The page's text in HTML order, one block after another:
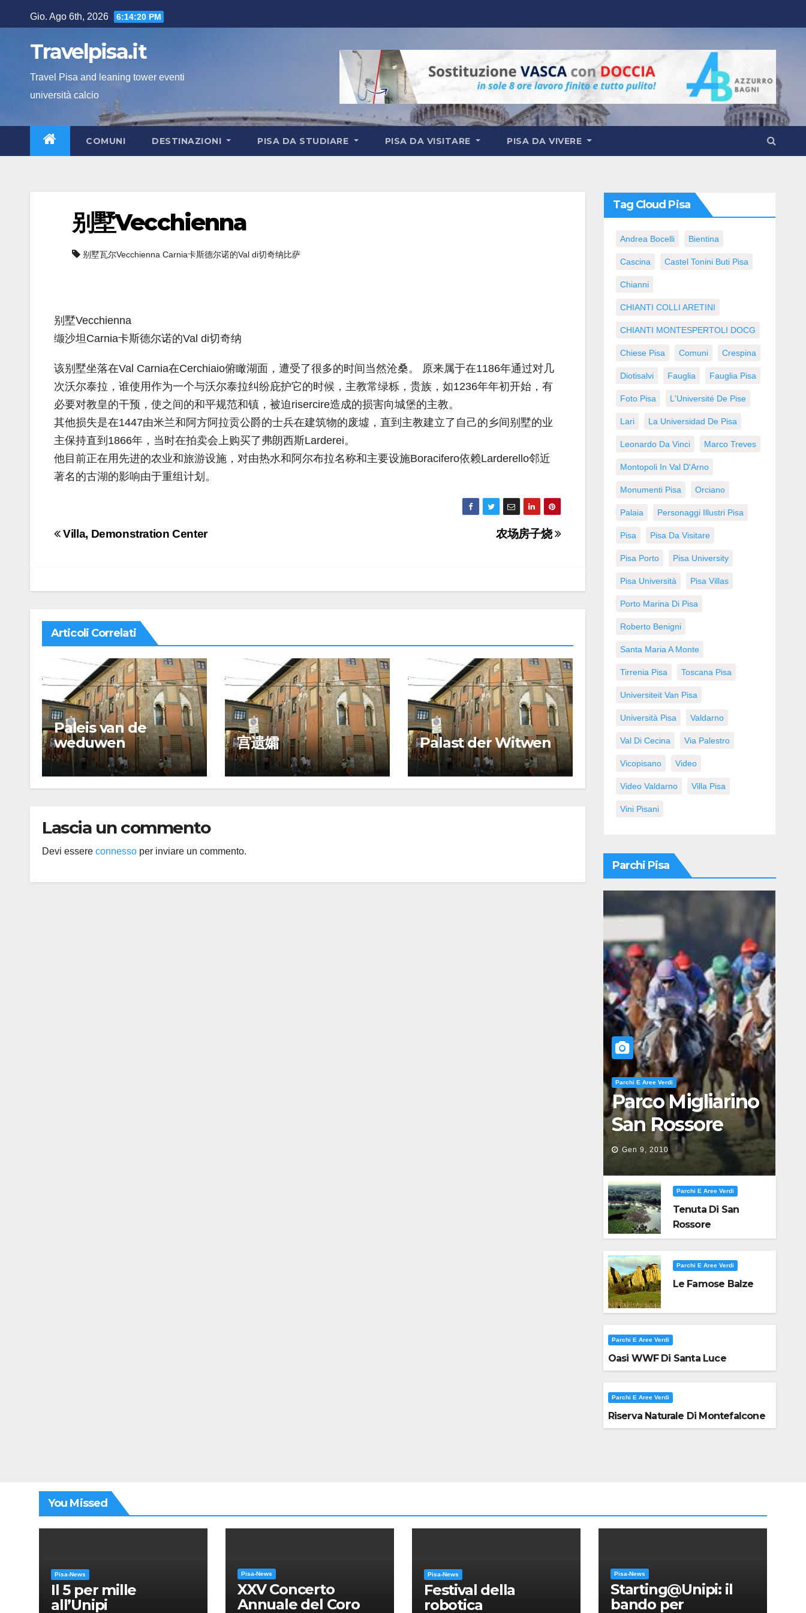
al
contenuto
Gio. Ago 6th, 2026 6:14:21 PM
Travelpisa.it
Travel Pisa and leaning tower eventi
università calcio
COMUNI DESTINAZIONI PISA DA STUDIARE PISA DA VISITARE PISA DA VIVERE
别墅Vecchienna
别墅瓦尔Vecchienna Carnia卡斯德尔诺的Val di切奇纳比萨
别墅Vecchienna
缬沙坦Carnia卡斯德尔诺的Val di切奇纳
该别墅坐落在Val Carnia在Cerchiaio俯瞰湖面，遭受了很多的时间当然沧桑。 原来属于在1186年通过对几
次沃尔泰拉，谁使用作为一个与沃尔泰拉纠纷庇护它的时候，主教常绿栎，贵族，如1236年年初开始，有
必要对教皇的干预，使之间的和平规范和镇，被迫risercire造成的损害向城堡的主教。
其他损失是在1447由米兰和阿方阿拉贡公爵的士兵在建筑物的废墟，直到主教建立了自己的乡间别墅的业
主保持直到1866年，当时在拍卖会上购买了弗朗西斯Larderei。
他目前正在用先进的农业和旅游设施，对由热水和阿尔布拉名称和主要设施Boracifero依赖Larderello邻近
著名的古湖的影响由于重组计划。
Navigazione
农场房子烧
Villa, Demonstration Center
Articoli Correlati
Paleis van de
weduwen
宫遗孀 Palast der Witwen
Lascia un commento
Devi essere connesso per inviare un commento.
Tag Cloud Pisa
Andrea Bocelli Bientina
Cascina Castel Tonini Buti Pisa
Chianni
CHIANTI COLLI ARETINI
CHIANTI MONTESPERTOLI DOCG
Chiese Pisa Comuni Crespina
Diotisalvi Fauglia Fauglia Pisa
Foto Pisa L'Université De Pise
Lari La Universidad De Pisa
Leonardo Da Vinci Marco Treves
Montopoli In Val D'Arno
Monumenti Pisa Orciano
Palaia Personaggi Illustri Pisa
Pisa Pisa Da Visitare
Pisa Porto Pisa University
Pisa Università Pisa Villas
Porto Marina Di Pisa
Roberto Benigni
Santa Maria A Monte
Tirrenia Pisa Toscana Pisa
Universiteit Van Pisa
Università Pisa Valdarno
Val Di Cecina Via Palestro
Vicopisano Video
Video Valdarno Villa Pisa
Vini Pisani
Parchi Pisa
Parchi E Aree Verdi
Parco Migliarino
San Rossore
Massaciuccoli
Gen 9, 2010
Parchi E Aree Verdi
Tenuta Di San
Rossore
Parchi E Aree Verdi
Le Famose Balze
Parchi E Aree Verdi
Oasi WWF Di Santa Luce
Parchi E Aree Verdi
Riserva Naturale Di Montefalcone
You Missed
Pisa-News
Il 5 per mille
all’Unipi
Pisa-News
XXV Concerto
Annuale del Coro
Pisa-News
Festival della
robotica
Pisa-News
Starting@Unipi: il
bando per